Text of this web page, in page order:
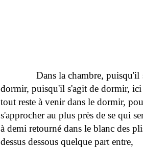
Dans la chambre,
dormir, puisqu'il s'agit de dormir,
tout reste à venir dans le dormir,
s'approcher au plus près de se qui
à demi retourné dans le blanc des
dessus dessous quelque part entre,